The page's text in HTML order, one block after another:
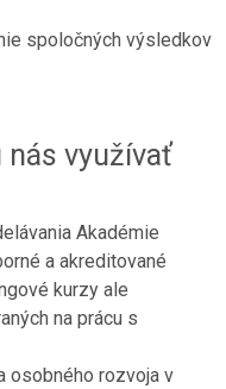
spoločných výsledkov
využívať
Akadémie
a akreditované
kurzy ale
na prácu s
osobného rozvoja v